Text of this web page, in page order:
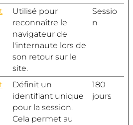
Utilisé pour
reconnaître le
navigateur de
l'internaute lors de
son retour sur le
site.
Sessio
n
Définit un
identifiant unique
pour la session.
Cela permet au
180
jours